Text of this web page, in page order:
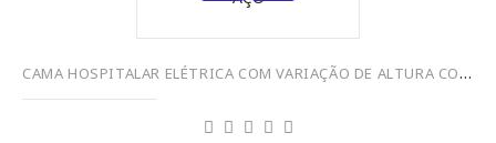
CAMA HOSPITALAR ELÉTRICA COM VARIAÇÃO DE ALTURA CONFIGURADA EM AÇO